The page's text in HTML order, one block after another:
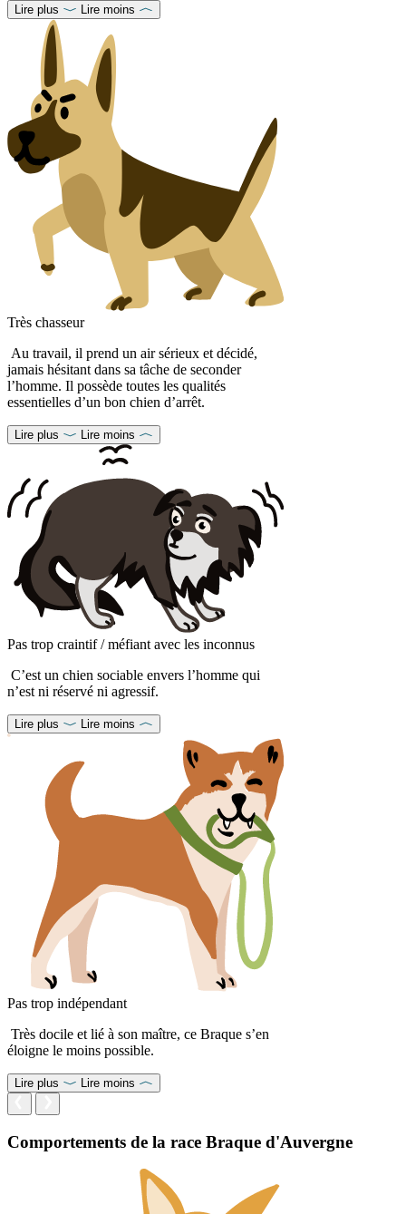
Lire plus Lire moins
Très chasseur
Au travail, il prend un air sérieux et décidé,
jamais hésitant dans sa tâche de seconder
l’homme. Il possède toutes les qualités
essentielles d’un bon chien d’arrêt.
Lire plus Lire moins
Pas trop craintif / méfiant avec les inconnus
C’est un chien sociable envers l’homme qui
n’est ni réservé ni agressif.
Lire plus Lire moins
Pas trop indépendant
Très docile et lié à son maître, ce Braque s’en
éloigne le moins possible.
Lire plus Lire moins
Comportements de la race Braque d'Auvergne